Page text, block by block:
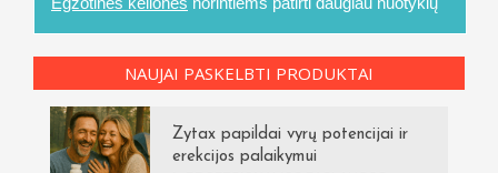
NAUJAI PASKELBTI PRODUKTAI
Zytax papildai vyrų potencijai ir
erekcijos palaikymui